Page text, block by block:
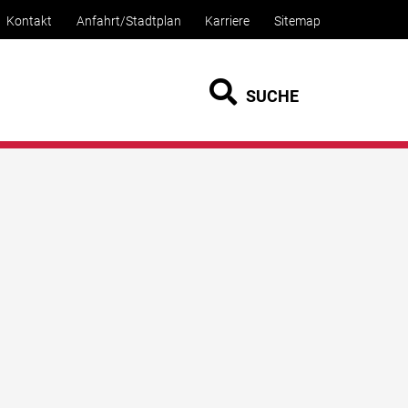
Kontakt Anfahrt/Stadtplan Karriere Sitemap
SUCHE